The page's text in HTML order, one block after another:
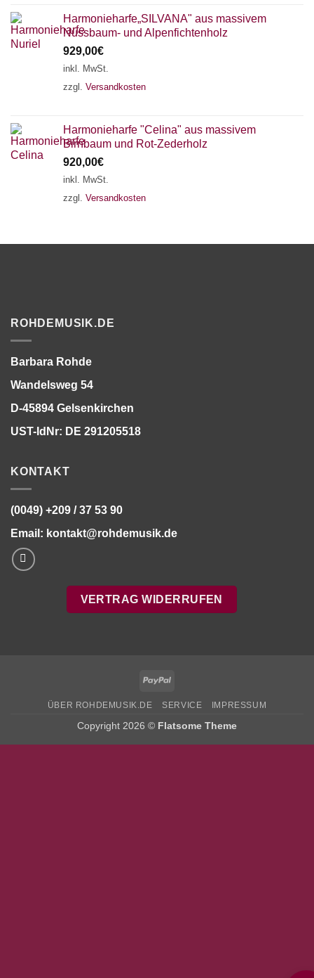
Harmonieharfe„SILVANA" aus massivem
Nussbaum- und Alpenfichtenholz
929,00€
inkl. MwSt.
zzgl. Versandkosten
Harmonieharfe "Celina" aus massivem
Birnbaum und Rot-Zederholz
920,00€
inkl. MwSt.
zzgl. Versandkosten
ROHDEMUSIK.DE
Barbara Rohde
Wandelsweg 54
D-45894 Gelsenkirchen
UST-IdNr: DE 291205518
KONTAKT
(0049) +209 / 37 53 90
Email: kontakt@rohdemusik.de
VERTRAG WIDERRUFEN
PayPal
ÜBER ROHDEMUSIK.DE SERVICE IMPRESSUM
Copyright 2026 © Flatsome Theme